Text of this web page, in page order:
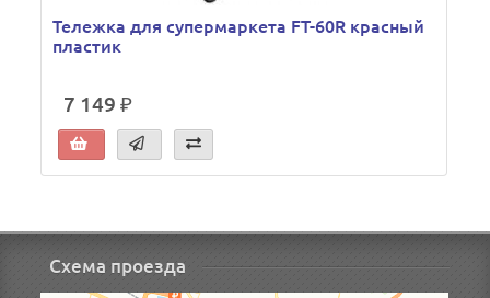
Тележка для супермаркета FT-60R красный
пластик
7 149 ₽
Схема проезда